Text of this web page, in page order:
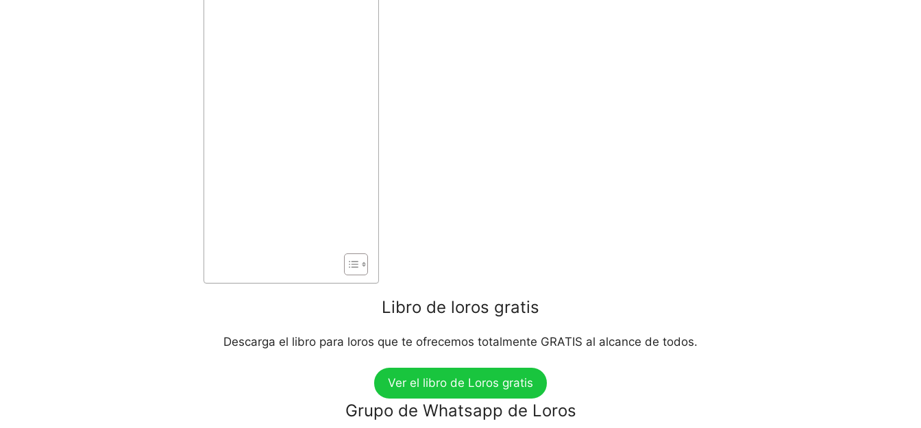
Libro de loros gratis
Descarga el libro para loros que te ofrecemos totalmente GRATIS al alcance de todos.
Ver el libro de Loros gratis
Grupo de Whatsapp de Loros